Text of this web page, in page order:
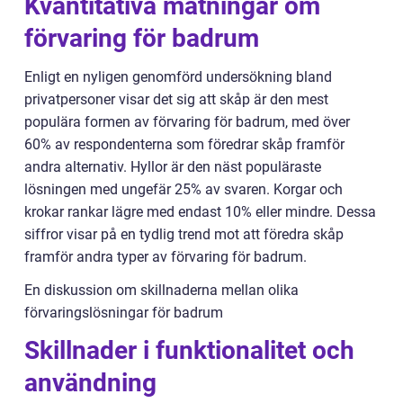
Kvantitativa mätningar om
förvaring för badrum
Enligt en nyligen genomförd undersökning bland
privatpersoner visar det sig att skåp är den mest
populära formen av förvaring för badrum, med över
60% av respondenterna som föredrar skåp framför
andra alternativ. Hyllor är den näst populäraste
lösningen med ungefär 25% av svaren. Korgar och
krokar rankar lägre med endast 10% eller mindre. Dessa
siffror visar på en tydlig trend mot att föredra skåp
framför andra typer av förvaring för badrum.
En diskussion om skillnaderna mellan olika
förvaringslösningar för badrum
Skillnader i funktionalitet och
användning